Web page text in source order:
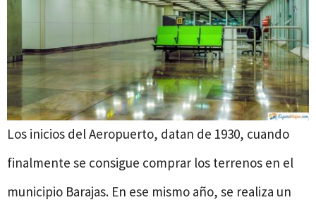
Los inicios del Aeropuerto, datan de 1930, cuando
finalmente se consigue comprar los terrenos en el
municipio Barajas. En ese mismo año, se realiza un